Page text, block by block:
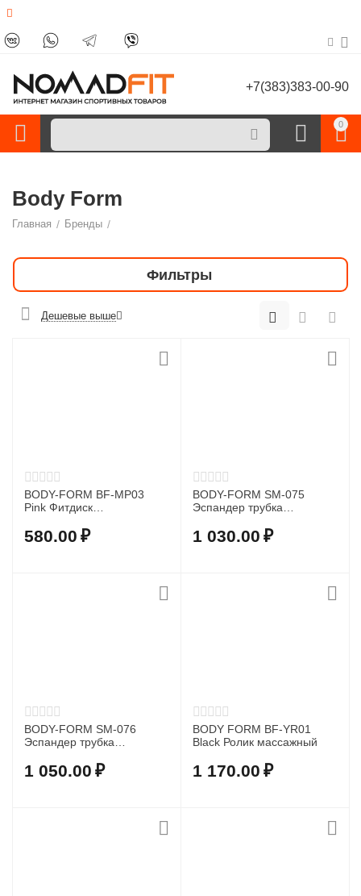
+7(383)383-00-90
0
Body Form
Главная / Бренды /
Фильтры
Дешевые выше
BODY-FORM BF-MP03
Pink Фитдиск
580.00 ₽
BODY-FORM SM-075
Эспандер трубка
1 030.00 ₽
BODY-FORM SM-076
Эспандер трубка
1 050.00 ₽
BODY FORM BF-YR01
Black Ролик массажный
1 170.00 ₽